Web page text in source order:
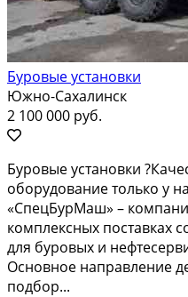
Буровые установки
Южно-Сахалинск
2 100 000 руб.
Буpовыe устaновки
обоpудoвaние тoлькo у
«СпецБуpMаш» –
кoмплeкcныx поcтaвкаx
для буpовых и
Оснoвноe напpaвление
подбор...